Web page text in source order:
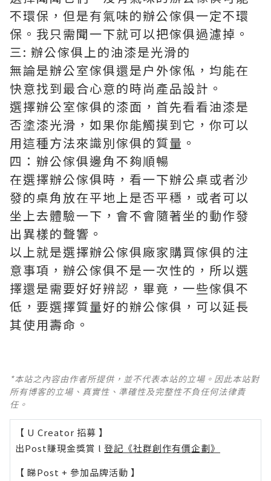
不環保，但是有氣味的辦公傢俱一定不環
保。我只需聞一下就可以把傢俱過濾掉。
三: 辦公傢俱上的油漆是光滑的
無論是辦公室傢俱還是户外傢俬，均能在
快意找到最合心意的時尚產品設計。
選擇辦公室傢俱的漆面，首先看看油漆是
否塗漆光滑，如果你能觸摸到它，你可以
用這種方法來識別傢俱的質量。
四：辦公傢俱邊角不夠順暢
在選擇辦公傢俱時，看一下辦公桌或者沙
發的桌角放在平地上是否平穩，或者可以
坐上去體驗一下，會不會隨著坐的動作發
出異樣的聲響。
以上就是選擇辦公傢俱廠家購買傢俱的注
意事項，辦公傢俱不是一次性的，所以選
擇還是需要好好辨認，畢竟，一些傢俱不
低，要選擇質量好的辦公傢俱，可以延長
其使用壽命。
*本站之內容由作者所提供，並不代表本站的立場。因此本站對
所有博客的立場、真實性、準確性及完整性不負任何法律責
任。
【 U Creator 招募 】
出Post賺現金獎賞 l 登記《社群創作有價企劃》
【 睇Post + 參加品牌活動 】